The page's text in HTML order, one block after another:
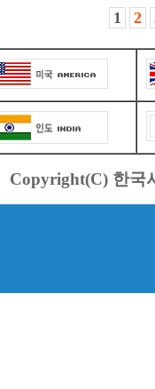
1 2
Copyright(C) 한국